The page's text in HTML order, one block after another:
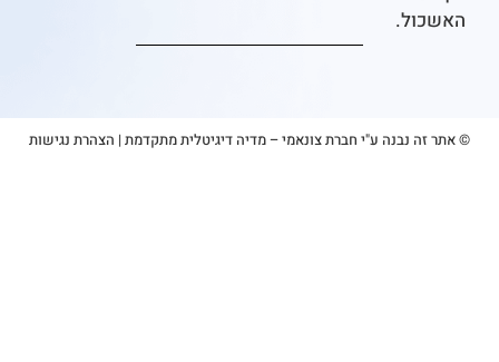
נבנה ע"י חברת צונאמי – מדיה דיגיטלית מתקדמת|הצהרת נגישות